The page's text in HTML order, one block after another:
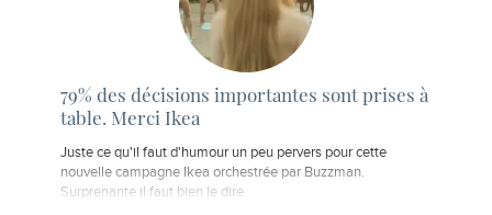
79% des décisions importantes sont prises à
table. Merci Ikea
Juste ce qu'il faut d'humour un peu pervers pour cette
nouvelle campagne Ikea orchestrée par Buzzman.
Surprenante il faut bien le dire.